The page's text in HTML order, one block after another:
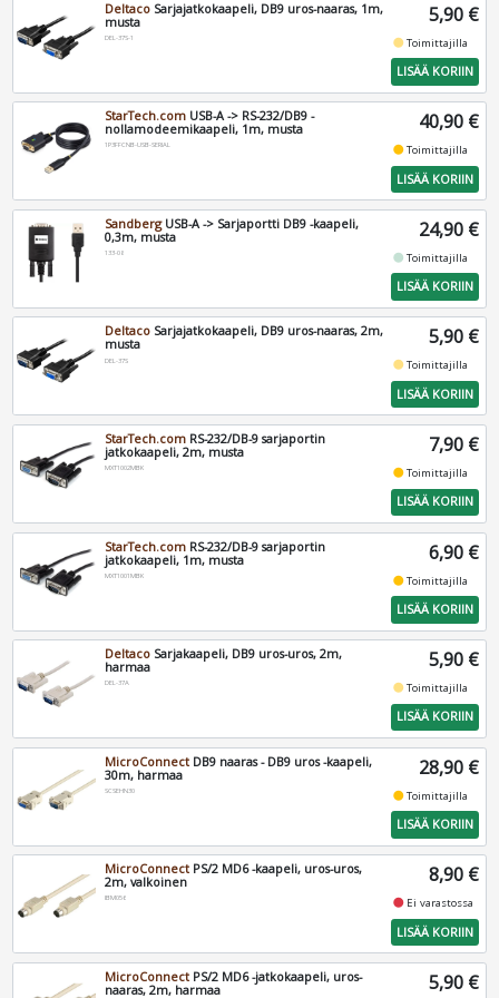
Deltaco Sarjajatkokaapeli, DB9 uros-naaras, 1m,
musta
DEL-37S-1
5,90 €
fiber_manual_recordToimittajilla
LISÄÄ KORIIN
StarTech.com USB-A -> RS-232/DB9 -
nollamodeemikaapeli, 1m, musta
1P3FFCNB-USB-SERIAL
40,90 €
fiber_manual_recordToimittajilla
LISÄÄ KORIIN
SandbergUSB-A -> Sarjaportti DB9 -kaapeli,
0,3m, musta
133-08
24,90 €
fiber_manual_recordToimittajilla
LISÄÄ KORIIN
Deltaco Sarjajatkokaapeli, DB9 uros-naaras, 2m,
musta
DEL-37S
5,90 €
fiber_manual_recordToimittajilla
LISÄÄ KORIIN
StarTech.com RS-232/DB-9 sarjaportin
jatkokaapeli, 2m, musta
MXT1002MBK
7,90 €
fiber_manual_recordToimittajilla
LISÄÄ KORIIN
StarTech.com RS-232/DB-9 sarjaportin
jatkokaapeli, 1m, musta
MXT1001MBK
6,90 €
fiber_manual_recordToimittajilla
LISÄÄ KORIIN
Deltaco Sarjakaapeli, DB9 uros-uros, 2m,
harmaa
DEL-37A
5,90 €
fiber_manual_recordToimittajilla
LISÄÄ KORIIN
MicroConnect DB9 naaras - DB9 uros -kaapeli,
30m, harmaa
SCSEHN30
28,90 €
fiber_manual_recordToimittajilla
LISÄÄ KORIIN
MicroConnect PS/2 MD6 -kaapeli, uros-uros,
2m, valkoinen
IBM056
8,90 €
fiber_manual_record Ei varastossa
LISÄÄ KORIIN
MicroConnect PS/2 MD6 -jatkokaapeli, uros-
naaras, 2m, harmaa
5,90 €